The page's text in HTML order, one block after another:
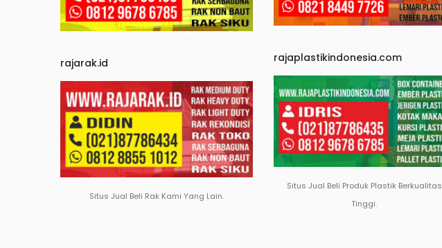
rajarak.id
Situs Jual Beli Rak Kami Yang Lain.
rajaplastikindonesia.com
Situs Jual Beli Produk Plastik Berkualitas
Tinggi.